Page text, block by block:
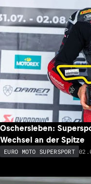
Oschersleben:
Wechsel an der Spitze
EURO MOTO SUPERSPORT